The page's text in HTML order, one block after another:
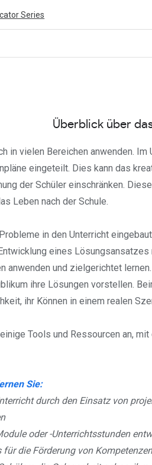
Series
Überblick über
in vielen Bereichen anwenden. Im
eingeteilt. Dies kann das
der Schüler einschränken.
Leben nach der Schule.
in den Unterricht
eines
anwenden und zielgerichtet
ihre Lösungen vorstellen.
ihr Können in einem realen
Tools und Ressourcen an,
Sie:
durch den Einsatz von
oder -Unterrichtsstunden
für die Förderung von